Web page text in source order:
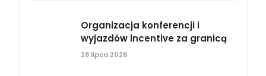
Organizacja konferencji i
wyjazdów incentive za granicą
28 lipca 2026